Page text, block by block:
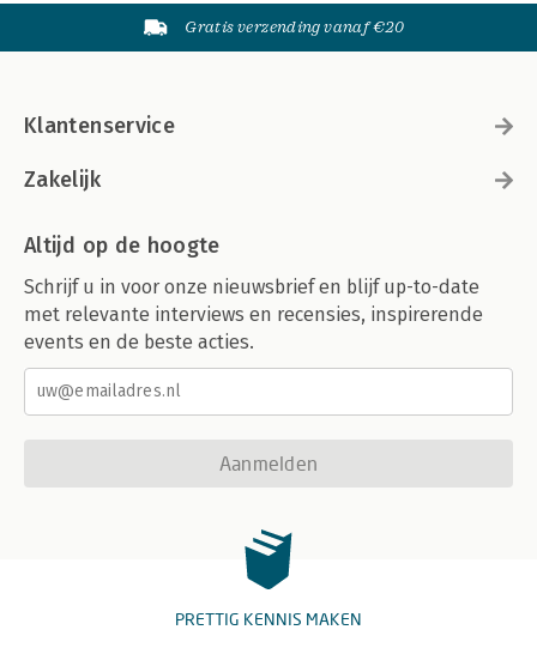
Gratis verzending vanaf €20
Klantenservice
Zakelijk
Altijd op de hoogte
Schrijf u in voor onze nieuwsbrief en blijf up-to-date
met relevante interviews en recensies, inspirerende
events en de beste acties.
Aanmelden
PRETTIG KENNIS MAKEN